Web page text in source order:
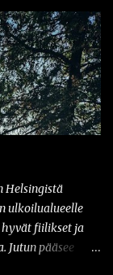
oli päällystetty
ole ollut
nyt asiaan on
Helmets
jäljittelevää
Vaikka tuo
Helsingistä
ulkoilualueelle
hyvät fiilikset ja
pääsee